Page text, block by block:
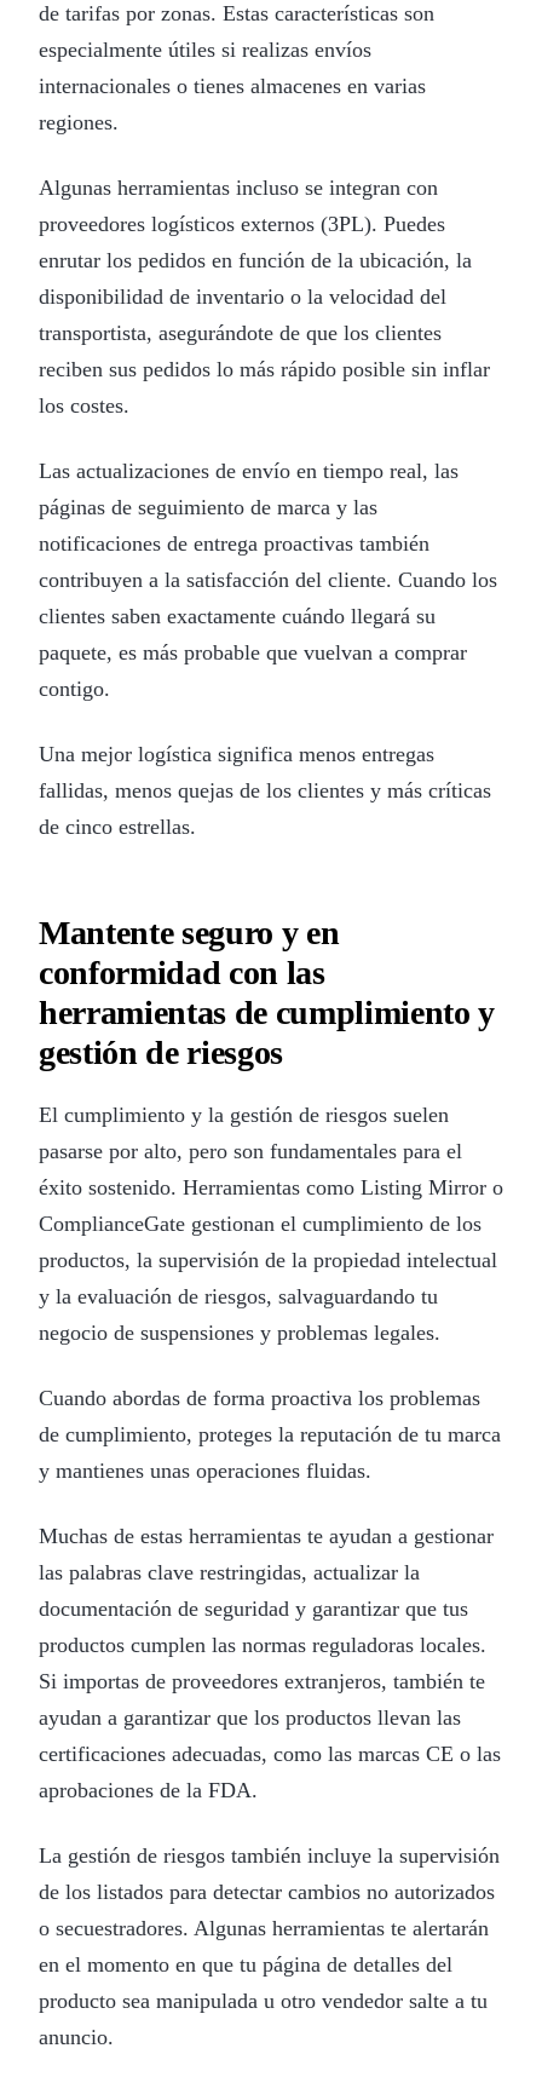
de tarifas por zonas. Estas características son
especialmente útiles si realizas envíos
internacionales o tienes almacenes en varias
regiones.
Algunas herramientas incluso se integran con
proveedores logísticos externos (3PL). Puedes
enrutar los pedidos en función de la ubicación, la
disponibilidad de inventario o la velocidad del
transportista, asegurándote de que los clientes
reciben sus pedidos lo más rápido posible sin inflar
los costes.
Las actualizaciones de envío en tiempo real, las
páginas de seguimiento de marca y las
notificaciones de entrega proactivas también
contribuyen a la satisfacción del cliente. Cuando los
clientes saben exactamente cuándo llegará su
paquete, es más probable que vuelvan a comprar
contigo.
Una mejor logística significa menos entregas
fallidas, menos quejas de los clientes y más críticas
de cinco estrellas.
Mantente seguro y en
conformidad con las
herramientas de cumplimiento y
gestión de riesgos
El cumplimiento y la gestión de riesgos suelen
pasarse por alto, pero son fundamentales para el
éxito sostenido. Herramientas como Listing Mirror o
ComplianceGate gestionan el cumplimiento de los
productos, la supervisión de la propiedad intelectual
y la evaluación de riesgos, salvaguardando tu
negocio de suspensiones y problemas legales.
Cuando abordas de forma proactiva los problemas
de cumplimiento, proteges la reputación de tu marca
y mantienes unas operaciones fluidas.
Muchas de estas herramientas te ayudan a gestionar
las palabras clave restringidas, actualizar la
documentación de seguridad y garantizar que tus
productos cumplen las normas reguladoras locales.
Si importas de proveedores extranjeros, también te
ayudan a garantizar que los productos llevan las
certificaciones adecuadas, como las marcas CE o las
aprobaciones de la FDA.
La gestión de riesgos también incluye la supervisión
de los listados para detectar cambios no autorizados
o secuestradores. Algunas herramientas te alertarán
en el momento en que tu página de detalles del
producto sea manipulada u otro vendedor salte a tu
anuncio.